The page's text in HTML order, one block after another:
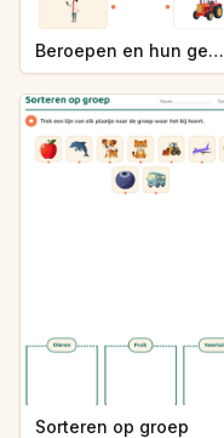
Beroepen en hun gereedschap
Sorteren op groep